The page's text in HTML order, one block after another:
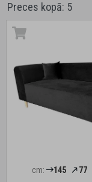
Preces kopā: 5
cm: 145 77